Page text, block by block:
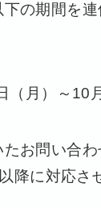
の期間を
月）～10
お問い合わ
降に対応さ